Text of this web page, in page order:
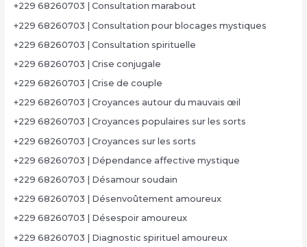
+229 68260703 | Consultation marabout
+229 68260703 | Consultation pour blocages mystiques
+229 68260703 | Consultation spirituelle
+229 68260703 | Crise conjugale
+229 68260703 | Crise de couple
+229 68260703 | Croyances autour du mauvais œil
+229 68260703 | Croyances populaires sur les sorts
+229 68260703 | Croyances sur les sorts
+229 68260703 | Dépendance affective mystique
+229 68260703 | Désamour soudain
+229 68260703 | Désenvoûtement amoureux
+229 68260703 | Désespoir amoureux
+229 68260703 | Diagnostic spirituel amoureux